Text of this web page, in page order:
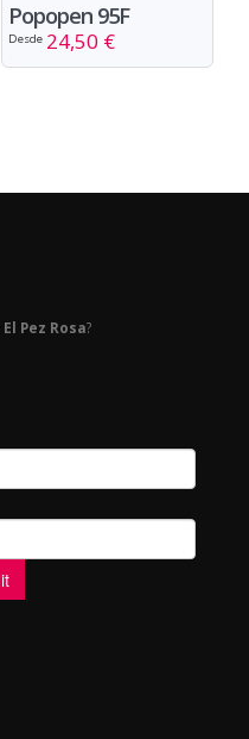
Popopen 95F
Desde 24,50 €
El Pez Rosa?